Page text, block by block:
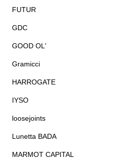
FUTUR
GDC
GOOD OL'
Gramicci
HARROGATE
IYSO
loosejoints
Lunetta BADA
MARMOT CAPITAL